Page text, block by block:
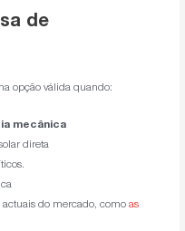
de
opção válida quando:
mecânica
direta
actuais do mercado, como as